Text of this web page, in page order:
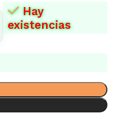
Hay
existencias